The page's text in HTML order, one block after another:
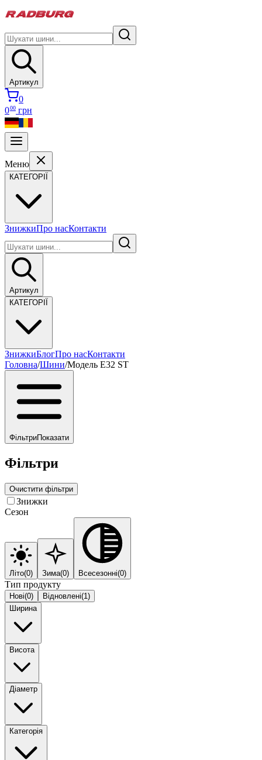
Артикул
0
000 грн
Меню
КАТЕГОРІЇ
ЗнижкиПро насКонтакти
Артикул
КАТЕГОРІЇ
ЗнижкиБлогПро насКонтакти
Головна/Шини/Модель E32 ST
ФільтриПоказати
Фільтри
Очистити фільтри
Знижки
Сезон
Літо(0) Зима(0) Всесезонні(0)
Тип продукту
Нові(0) Відновлені(1)
Ширина
Висота
Діаметр
Категорія